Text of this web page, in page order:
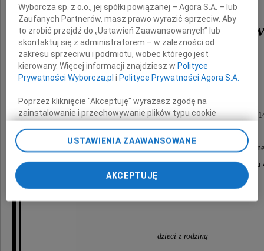
Zbigniew Ostoja-
ukochany Ojciec i Dziadek
Msza święta żałobna odbędzie się
w czwartek, 1 października 2009 roku, o godzinie
w kościele św. Jozafata, ul. Powązkowska 90,
po której nastąpi odprowadzenie do grobu
na Cmentarz Wojskowy "Powązki?, ul. Powązkowska
dzieci z rodziną
Wyborcza sp. z o.o., jej spółki powiązanej – Agora S.A. – lub
Zaufanych Partnerów, masz prawo wyrazić sprzeciw. Aby
to zrobić przejdź do „Ustawień Zaawansowanych” lub
skontaktuj się z administratorem – w zależności od
zakresu sprzeciwu i podmiotu, wobec którego jest
kierowany. Więcej informacji znajdziesz w Polityce
Prywatności Wyborcza.pl i Polityce Prywatności Agora S.A.
Poprzez kliknięcie "Akceptuję" wyrażasz zgodę na
zainstalowanie i przechowywanie plików typu cookie
na Twoim urządzeniu końcowym. Możesz też w każdej
chwili zmienić swoje preferencje dot. plików cookie,
ponownie wywołując narzędzie do zarządzania Twoimi
preferencjami dot. przetwarzania danych poprzez
odnośnik „Ustawienia prywatności” w stopce serwisu i
USTAWIENIA ZAAWANSOWANE
AKCEPTUJĘ